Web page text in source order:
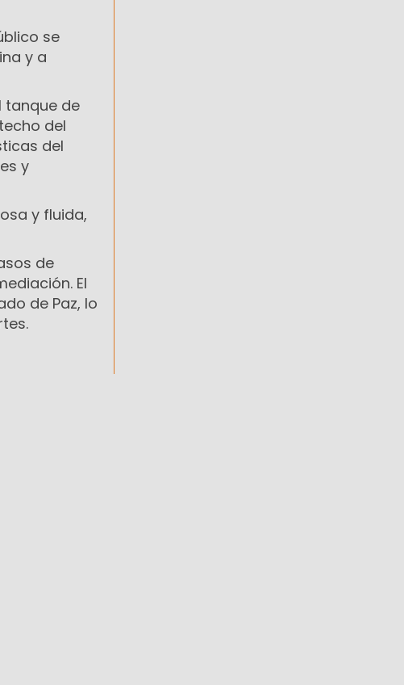
se
y a
tanque de
del
del
y
y fluida,
de
El
de Paz, lo